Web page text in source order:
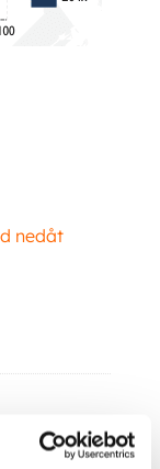
nedåt